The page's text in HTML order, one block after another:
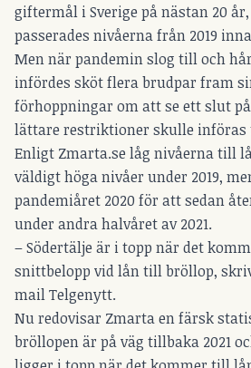
giftermål i Sverige på nästan 20
passerades nivåerna från 2019
Men när pandemin slog till och
infördes sköt flera brudpar fram
förhoppningar om att se ett slut
lättare restriktioner skulle införas
Enligt Zmarta.se låg nivåerna till
väldigt höga nivåer under 2019,
pandemiåret 2020 för att sedan
under andra halvåret av 2021.
– Södertälje är i topp när det
snittbelopp vid lån till bröllop,
mail Telgenytt.
Nu redovisar Zmarta en färsk
bröllopen är på väg tillbaka 2021